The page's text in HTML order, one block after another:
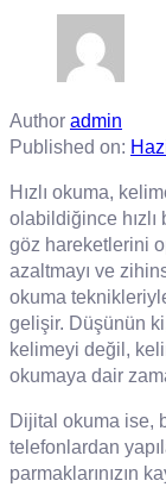
Author admin
Published on:
Hızlı okuma,
olabildiğince
göz hareketlerini
azaltmayı ve
okuma
gelişir. Düşünün
kelimeyi değil,
okumaya dair
Dijital okuma ise,
telefonlardan
parmaklarınızın